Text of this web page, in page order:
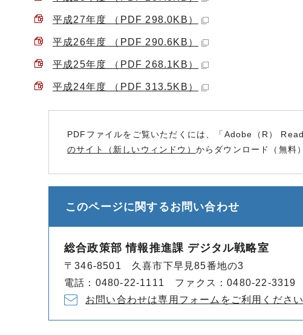
平成27年度 （PDF 298.0KB）
平成26年度 （PDF 290.6KB）
平成25年度 （PDF 268.1KB）
平成24年度 （PDF 313.5KB）
PDFファイルをご覧いただくには、「Adobe（R）
のサイト（新しいウィンドウ） からダウンロード（無料
このページに関するお問い合わせ
総合政策部 情報推進課 デジタル戦略室
〒346-8501 久喜市下早見85番地の3
電話：0480-22-1111 ファクス：0480-22-3319
お問い合わせは専用フォームをご利用ください